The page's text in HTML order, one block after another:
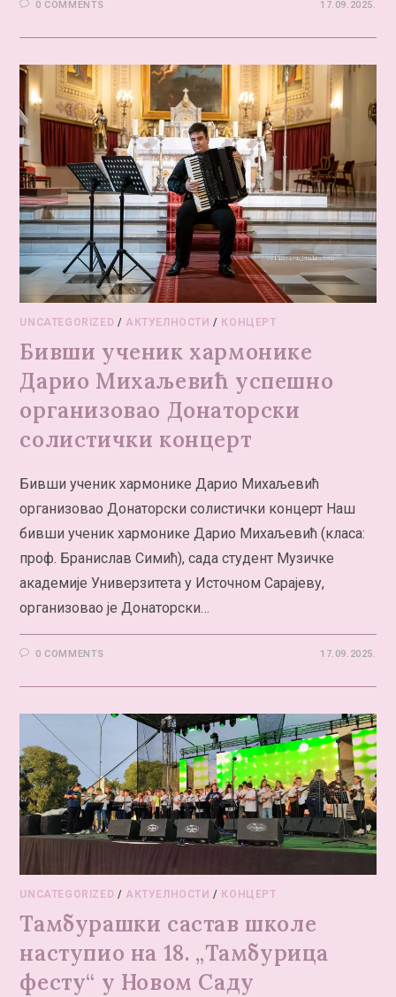
0 COMMENTS 17.09.2025.
UNCATEGORIZED / АКТУЕЛНОСТИ / КОНЦЕРТ
Бивши ученик хармонике
Дарио Михаљевић успешно
организовао Донаторски
солистички концерт
Бивши ученик хармонике Дарио Михаљевић
организовао Донаторски солистички концерт Наш
бивши ученик хармонике Дарио Михаљевић (класа:
проф. Бранислав Симић), сада студент Музичке
академије Универзитета у Источном Сарајеву,
организовао је Донаторски…
0 COMMENTS 17.09.2025.
UNCATEGORIZED / АКТУЕЛНОСТИ / КОНЦЕРТ
Тамбурашки састав школе
наступио на 18. „Тамбурица
фесту“ у Новом Саду